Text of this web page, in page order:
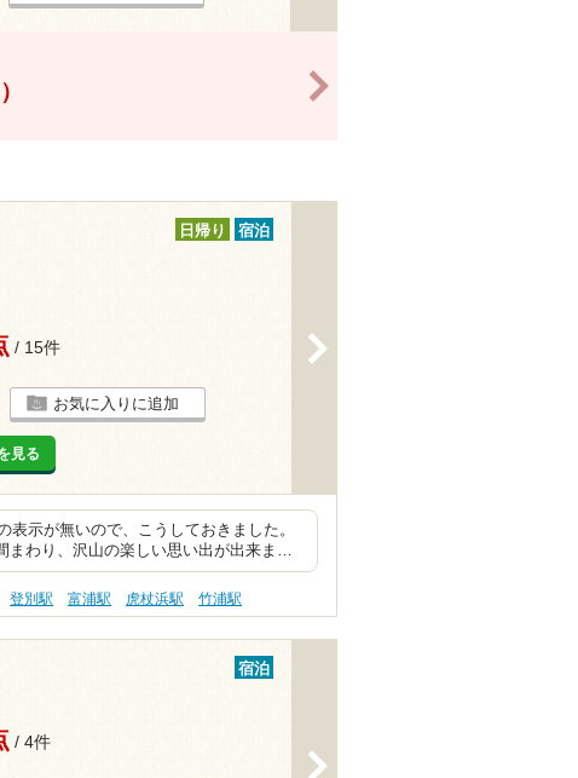
日帰り 宿泊
/ 15件
お気に入りに追加
見る
示が無いので、こうしておきました。
まわり、沢山の楽しい思い出が出来ま…
登別駅 富浦駅 虎杖浜駅 竹浦駅
宿泊
/ 4件